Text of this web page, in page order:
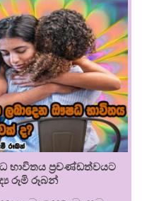
භාවිතය ප්‍රචණ්ඩත්වයට
රූමි රූබන්